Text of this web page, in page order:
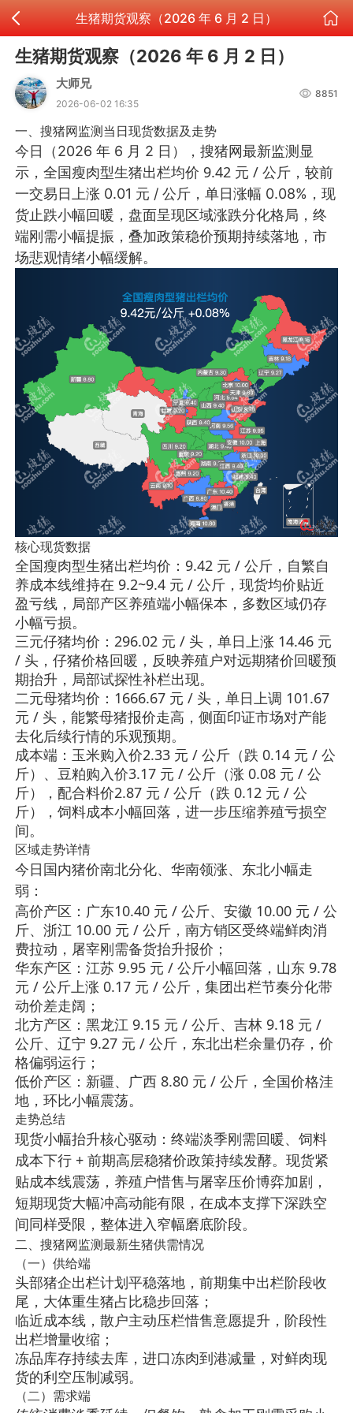
生猪期货观察（2026 年 6 月 2 日）
生猪期货观察（2026 年 6 月 2 日）
大师兄
2026-06-02 16:35
8851
一、搜猪网监测当日现货数据及走势
今日（2026 年 6 月 2 日），搜猪网最新监测显
示，全国瘦肉型生猪出栏均价 9.42 元 / 公斤 ，较前
一交易日上涨 0.01 元 / 公斤，单日涨幅 0.08%，现
货止跌小幅回暖，盘面呈现区域涨跌分化格局，终
端刚需小幅提振，叠加政策稳价预期持续落地，市
场悲观情绪小幅缓解。
核心现货数据
全国瘦肉型生猪出栏均价： 9.42 元 / 公斤 ，自繁自
养成本线维持在 9.2~9.4 元 / 公斤，现货均价贴近
盈亏线，局部产区养殖端小幅保本，多数区域仍存
小幅亏损。
三元仔猪均价：296.02 元 / 头 ，单日上涨 14.46 元
/ 头，仔猪价格回暖，反映养殖户对远期猪价回暖预
期抬升，局部试探性补栏出现。
二元母猪均价： 1666.67 元 / 头 ，单日上调 101.67
元 / 头，能繁母猪报价走高，侧面印证市场对产能
去化后续行情的乐观预期。
成本端：玉米购入价2.33 元 / 公斤（跌 0.14 元 / 公
斤） 、豆粕购入价3.17 元 / 公斤（涨 0.08 元 / 公
斤）
，配合料价2.87 元 / 公斤（跌 0.12 元 / 公
斤）
，饲料成本小幅回落，进一步压缩养殖亏损空
间。
区域走势详情
今日国内猪价南北分化、华南领涨、东北小幅走
弱 ：
高价产区：广东10.40 元 / 公斤、安徽 10.00 元 / 公
斤、浙江 10.00 元 / 公斤 ，南方销区受终端鲜肉消
费拉动，屠宰刚需备货抬升报价；
华东产区：江苏 9.95 元 / 公斤小幅回落，山东 9.78
元 / 公斤上涨 0.17 元 / 公斤，集团出栏节奏分化带
动价差走阔；
北方产区：黑龙江 9.15 元 / 公斤、吉林 9.18 元 /
公斤、辽宁 9.27 元 / 公斤，东北出栏余量仍存，价
格偏弱运行；
低价产区：新疆、广西 8.80 元 / 公斤，全国价格洼
地，环比小幅震荡。
走势总结
现货小幅抬升核心驱动：终端淡季刚需回暖、饲料
成本下行 + 前期高层稳猪价政策持续发酵。现货紧
贴成本线震荡，养殖户惜售与屠宰压价博弈加剧，
短期现货大幅冲高动能有限，在成本支撑下深跌空
间同样受限，整体进入窄幅磨底阶段。
二、搜猪网监测最新生猪供需情况
（一）供给端
头部猪企出栏计划平稳落地，前期集中出栏阶段收
尾，大体重生猪占比稳步回落；
临近成本线，散户主动压栏惜售意愿提升，阶段性
出栏增量收缩；
冻品库存持续去库，进口冻肉到港减量，对鲜肉现
货的利空压制减弱。
（二）需求端